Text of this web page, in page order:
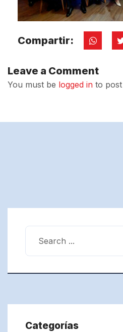
Compartir:
Leave a Comment
You must be logged in to
Categorías